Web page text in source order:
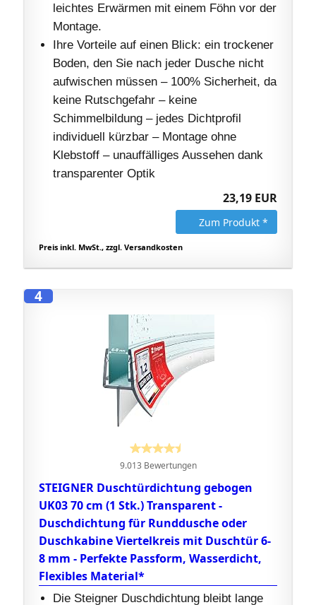
leichtes Erwärmen mit einem Föhn vor der
Montage.
Ihre Vorteile auf einen Blick: ein trockener
Boden, den Sie nach jeder Dusche nicht
aufwischen müssen – 100% Sicherheit, da
keine Rutschgefahr – keine
Schimmelbildung – jedes Dichtprofil
individuell kürzbar – Montage ohne
Klebstoff – unauffälliges Aussehen dank
transparenter Optik
23,19 EUR
Zum Produkt *
Preis inkl. MwSt., zzgl. Versandkosten
4
9.013 Bewertungen
STEIGNER Duschtürdichtung gebogen
UK03 70 cm (1 Stk.) Transparent -
Duschdichtung für Runddusche oder
Duschkabine Viertelkreis mit Duschtür 6-
8 mm - Perfekte Passform, Wasserdicht,
Flexibles Material*
Die Steigner Duschdichtung bleibt lange